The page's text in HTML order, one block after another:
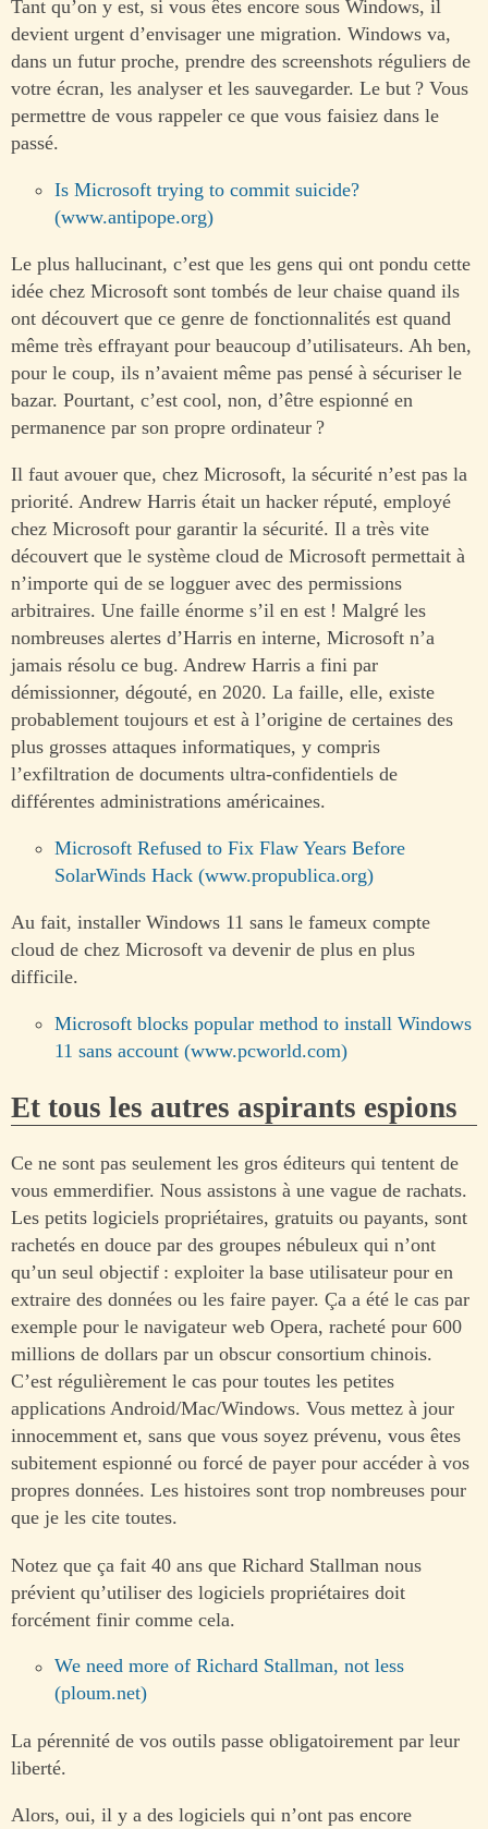
Tant qu’on y est, si vous êtes encore sous Windows, il
devient urgent d’envisager une migration. Windows va,
dans un futur proche, prendre des screenshots réguliers de
votre écran, les analyser et les sauvegarder. Le but ? Vous
permettre de vous rappeler ce que vous faisiez dans le
passé.
Is Microsoft trying to commit suicide?
(www.antipope.org)
Le plus hallucinant, c’est que les gens qui ont pondu cette
idée chez Microsoft sont tombés de leur chaise quand ils
ont découvert que ce genre de fonctionnalités est quand
même très effrayant pour beaucoup d’utilisateurs. Ah ben,
pour le coup, ils n’avaient même pas pensé à sécuriser le
bazar. Pourtant, c’est cool, non, d’être espionné en
permanence par son propre ordinateur ?
Il faut avouer que, chez Microsoft, la sécurité n’est pas la
priorité. Andrew Harris était un hacker réputé, employé
chez Microsoft pour garantir la sécurité. Il a très vite
découvert que le système cloud de Microsoft permettait à
n’importe qui de se logguer avec des permissions
arbitraires. Une faille énorme s’il en est ! Malgré les
nombreuses alertes d’Harris en interne, Microsoft n’a
jamais résolu ce bug. Andrew Harris a fini par
démissionner, dégouté, en 2020. La faille, elle, existe
probablement toujours et est à l’origine de certaines des
plus grosses attaques informatiques, y compris
l’exfiltration de documents ultra-confidentiels de
différentes administrations américaines.
Microsoft Refused to Fix Flaw Years Before
SolarWinds Hack (www.propublica.org)
Au fait, installer Windows 11 sans le fameux compte
cloud de chez Microsoft va devenir de plus en plus
difficile.
Microsoft blocks popular method to install Windows
11 sans account (www.pcworld.com)
Et tous les autres aspirants espions
Ce ne sont pas seulement les gros éditeurs qui tentent de
vous emmerdifier. Nous assistons à une vague de rachats.
Les petits logiciels propriétaires, gratuits ou payants, sont
rachetés en douce par des groupes nébuleux qui n’ont
qu’un seul objectif : exploiter la base utilisateur pour en
extraire des données ou les faire payer. Ça a été le cas par
exemple pour le navigateur web Opera, racheté pour 600
millions de dollars par un obscur consortium chinois.
C’est régulièrement le cas pour toutes les petites
applications Android/Mac/Windows. Vous mettez à jour
innocemment et, sans que vous soyez prévenu, vous êtes
subitement espionné ou forcé de payer pour accéder à vos
propres données. Les histoires sont trop nombreuses pour
que je les cite toutes.
Notez que ça fait 40 ans que Richard Stallman nous
prévient qu’utiliser des logiciels propriétaires doit
forcément finir comme cela.
We need more of Richard Stallman, not less
(ploum.net)
La pérennité de vos outils passe obligatoirement par leur
liberté.
Alors, oui, il y a des logiciels qui n’ont pas encore